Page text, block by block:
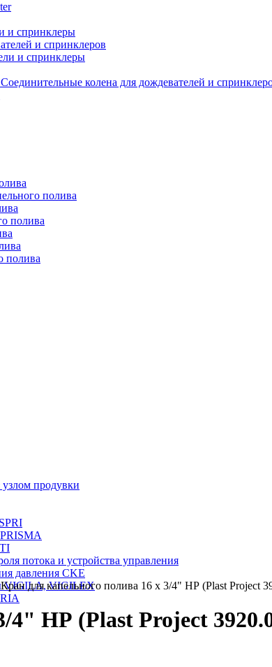
и спринклеры
и спринклеров
и спринклеры
Соединительные колена для дождевателей и
полива
полива
полива
продувки
потока и устройства управления
давления CKE
VIGILA, VIGILEX
Кран для капельного полива 16 x 3/4" НР (Plast Project
4" НР (Plast Project